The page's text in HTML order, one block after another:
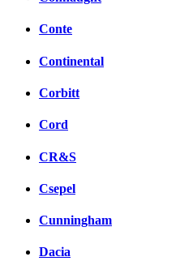
Conte
Continental
Corbitt
Cord
CR&S
Csepel
Cunningham
Dacia